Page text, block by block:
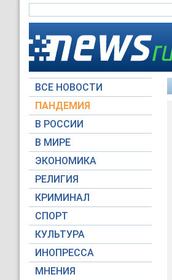
ВСЕ НОВОСТИ
ПАНДЕМИЯ
В РОССИИ
В МИРЕ
ЭКОНОМИКА
РЕЛИГИЯ
КРИМИНАЛ
СПОРТ
КУЛЬТУРА
ИНОПРЕССА
МНЕНИЯ